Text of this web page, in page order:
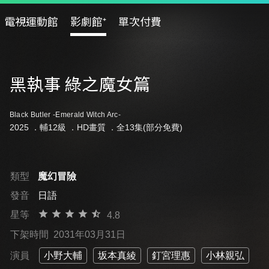
電視運動館 影劇館⁺ 單次付費
黑執事 綠之魔女篇
Black Butler -Emerald Witch Arc-
2025 ． 輔12級 ．HD畫質 ．全13集(部分免費)
類型
魔幻冒險
發音
日語
星等
4.8
下架時間 2031年03月31日
演員 小野大輔 坂本真綾 釘宮理惠 小林親弘